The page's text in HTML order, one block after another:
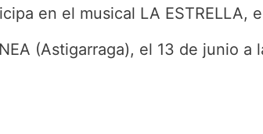
en el musical LA ESTRELLA,
(Astigarraga), el 13 de junio a